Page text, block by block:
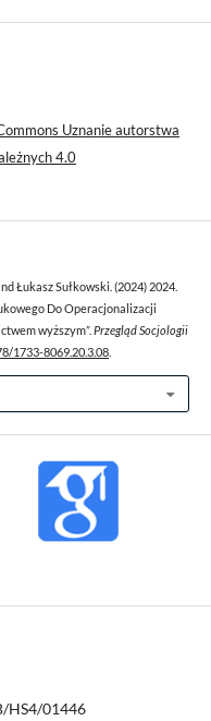
Uznanie autorstwa
4.0
Łukasz Sułkowski. (2024) 2024.
Do Operacjonalizacji
wyższym”.Przegląd Socjologii
1733-8069.20.3.08.
HS4/01446